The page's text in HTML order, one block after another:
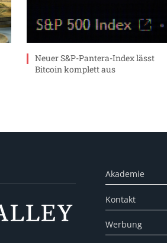
Neuer S&P-Pantera-Index lässt
Bitcoin komplett aus
Akademie
Kontakt
Werbung